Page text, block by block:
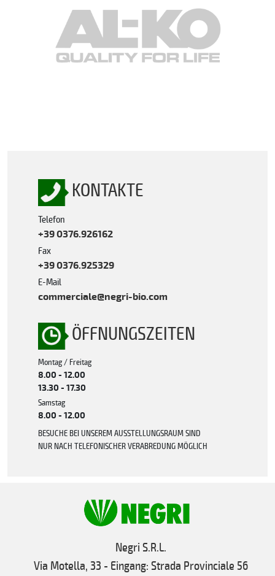
KONTAKTE
Telefon
+39 0376.926162
Fax
+39 0376.925329
E-Mail
commerciale@negri-bio.com
ÖFFNUNGSZEITEN
Montag / Freitag
8.00 - 12.00
13.30 - 17.30
Samstag
8.00 - 12.00
BESUCHE BEI UNSEREM AUSSTELLUNGSRAUM SIND
NUR NACH TELEFONISCHER VERABREDUNG MÖGLICH
Negri S.R.L.
Via Motella, 33 - Eingang: Strada Provinciale 56